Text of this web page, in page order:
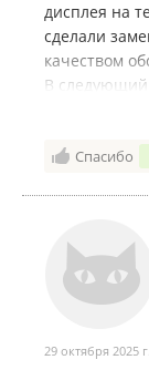
дисплея на
сделали
качеством
В следующий
как есть
центры.
Спасибо
29 октября 2025 г.